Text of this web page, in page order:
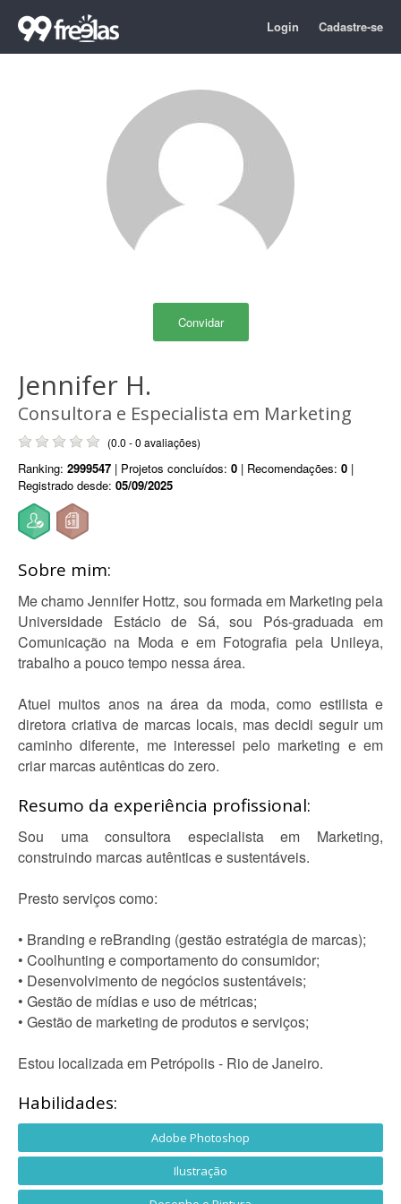
Login Cadastre-se
Convidar
Jennifer H.
Consultora e Especialista em Marketing
(0.0 - 0 avaliações)
Ranking: 2999547 | Projetos concluídos: 0 | Recomendações: 0 |
Registrado desde: 05/09/2025
Sobre mim:
Me chamo Jennifer Hottz, sou formada em Marketing pela
Universidade Estácio de Sá, sou Pós-graduada em
Comunicação na Moda e em Fotografia pela Unileya,
trabalho a pouco tempo nessa área.
Atuei muitos anos na área da moda, como estilista e
diretora criativa de marcas locais, mas decidi seguir um
caminho diferente, me interessei pelo marketing e em
criar marcas autênticas do zero.
Resumo da experiência profissional:
Sou uma consultora especialista em Marketing,
construindo marcas autênticas e sustentáveis.
Presto serviços como:
• Branding e reBranding (gestão estratégia de marcas);
• Coolhunting e comportamento do consumidor;
• Desenvolvimento de negócios sustentáveis;
• Gestão de mídias e uso de métricas;
• Gestão de marketing de produtos e serviços;
Estou localizada em Petrópolis - Rio de Janeiro.
Habilidades:
Adobe Photoshop
Ilustração